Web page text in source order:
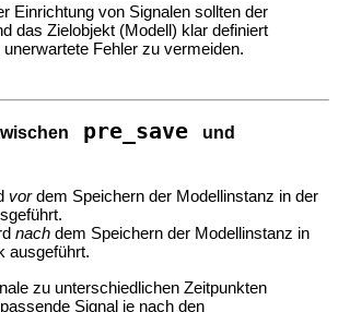
Einrichtung von Signalen sollten der
das Zielobjekt (Modell) klar definiert
Fehler zu vermeiden.
pre_save und
vordem Speichern der Modellinstanz in der
nach dem Speichern der Modellinstanz in
ausgeführt.
zu unterschiedlichen Zeitpunkten
Signal je nach den